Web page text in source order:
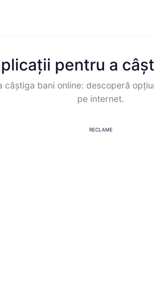
pentru a
câștiga bani online: descoperă
pe internet.
RECLAME